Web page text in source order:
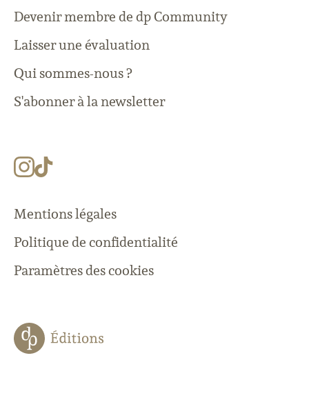
Devenir membre de dp Community
Laisser une évaluation
Qui sommes-nous ?
S'abonner à la newsletter
Mentions légales
Politique de confidentialité
Paramètres des cookies